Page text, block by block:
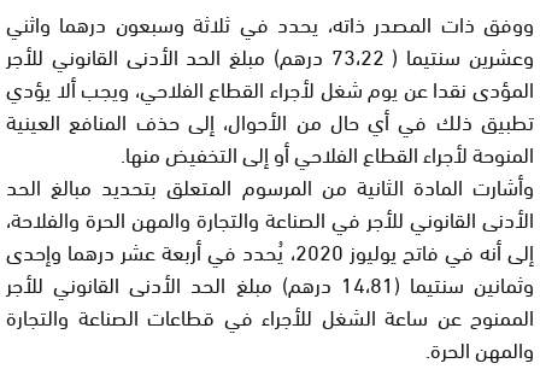
ووفق ذات المصدر ذاته، يحدد في ثلاثة وسبعون درهما واثني
وعشرين سنتيما ( 73،22 درهم) مبلغ الحد الأدنى القانوني للأجر
المؤدى نقدا عن يوم شغل لأجراء القطاع الفلاحي، ويجب ألا يؤدي
تطبيق ذلك في أي حال من الأحوال، إلى حذف المنافع العينية
المنوحة لأجراء القطاع الفلاحي أو إلى التخفيض منها.
وأشارت المادة الثانية من المرسوم المتعلق بتحديد مبالغ الحد
الأدنى القانوني للأجر في الصناعة والتجارة والمهن الحرة والفلاحة،
إلى أنه في فاتح يوليوز 2020، يُحدد في أربعة عشر درهما وإحدى
وثمانين سنتيما (14،81 درهم) مبلغ الحد الأدنى القانوني للأجر
الممنوح عن ساعة الشغل للأجراء في قطاعات الصناعة والتجارة
والمهن الحرة.